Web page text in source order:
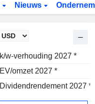
Nieuws
k/w-verhouding 2027 *
EV/omzet 2027 *
Dividendrendement 2027 *